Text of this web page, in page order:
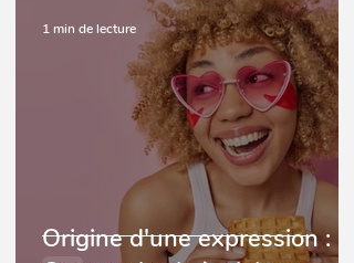
Origine d'une expression :
1 min de lecture